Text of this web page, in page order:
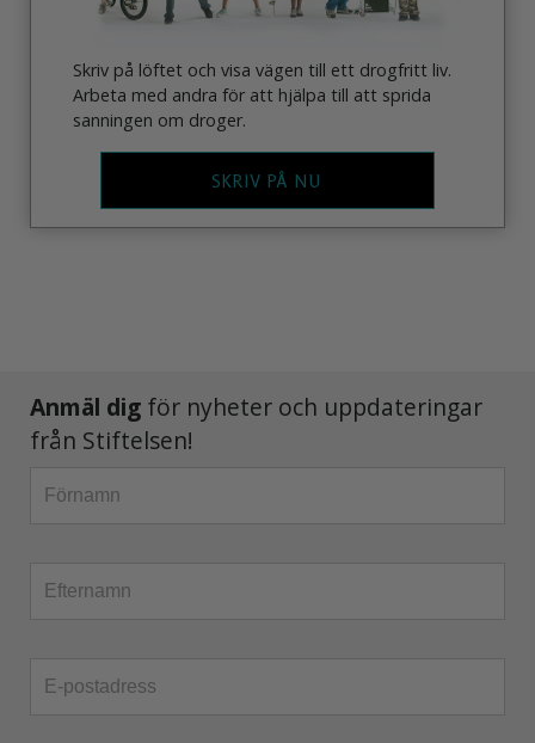
Skriv på löftet och visa vägen till ett drogfritt liv.
Arbeta med andra för att hjälpa till att sprida
sanningen om droger.
SKRIV PÅ NU
Anmäl dig för nyheter och uppdateringar
från Stiftelsen!